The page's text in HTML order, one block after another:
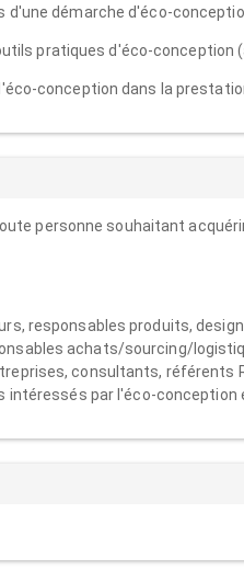
d'une démarche d'éco-
pratiques d'éco-conception
conception dans la
personne souhaitant
responsables produits,
achats/sourcing/
consultants, référents
intéressés par l'éco-conception